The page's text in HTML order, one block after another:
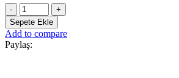
Albatur
0900.02
Alüminyum
Menfez
Koza
Sepete Ekle
Add to compare
Paylaş: